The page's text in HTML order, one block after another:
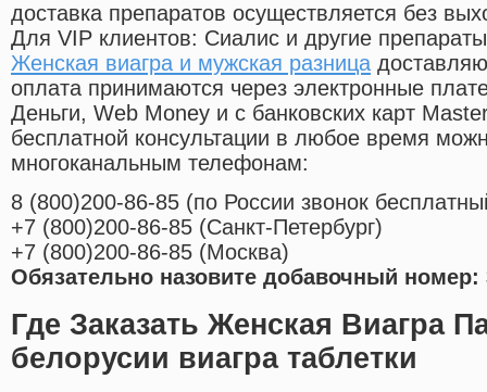
доставка препаратов осуществляется без
Для VIP клиентов: Сиалис и другие
Женская виагра и мужская разница
оплата принимаются через электронные
Деньги, Web Money и с банковских карт
бесплатной консультации в любое время
многоканальным телефонам:
8 (800)200-86-85 (по России звонок
+7 (800)200-86-85 (Санкт-Петербург)
+7 (800)200-86-85 (Москва)
Обязательно назовите добавочный номер:
Где Заказать Женская Виагра
белорусии виагра таблетки